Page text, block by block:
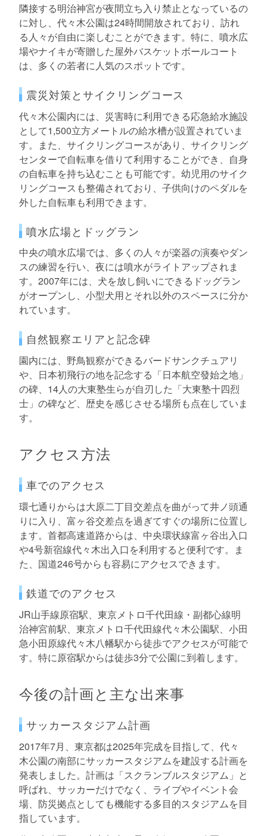
隣接する明治神宮が夜間立ち入り禁止となっているの
に対し、代々木公園は24時間開放されており、訪れ
る人々が自由に楽しむことができます。特に、噴水広
場やナイキが寄贈した屋外バスケットボールコート
は、多くの若者に人気のスポットです。
震災対策とサイクリングコース
代々木公園内には、災害時に利用できる応急給水施設
として1,500立方メートルの給水槽が設置されていま
す。また、サイクリングコースがあり、サイクリング
センターで自転車を借りて利用することができ、自身
の自転車を持ち込むことも可能です。幼児用のサイク
リングコースも整備されており、子供向けのペダルを
外した自転車も利用できます。
噴水広場とドッグラン
中央の噴水広場では、多くの人々が楽器の演奏やダン
スの練習を行い、夜には噴水がライトアップされま
す。2007年には、犬を放し飼いにできるドッグラン
がオープンし、小型犬用とそれ以外のスペースに分か
れています。
自然観察エリアと記念碑
園内には、野鳥観察ができるバードサンクチュアリ
や、日本初飛行の地を記念する「日本航空發始之地」
の碑、14人の大東塾生らが自刃した「大東塾十四烈
士」の碑など、歴史を感じさせる場所も点在していま
す。
アクセス方法
車でのアクセス
環七通りからは大原二丁目交差点を曲がって井ノ頭通
りに入り、富ヶ谷交差点を過ぎてすぐの場所に位置し
ます。首都高速道路からは、中央環状線富ヶ谷出入口
や4号新宿線代々木出入口を利用すると便利です。ま
た、国道246号からも容易にアクセスできます。
鉄道でのアクセス
JR山手線原宿駅、東京メトロ千代田線・副都心線明
治神宮前駅、東京メトロ千代田線代々木公園駅、小田
急小田原線代々木八幡駅から徒歩でアクセスが可能で
す。特に原宿駅からは徒歩3分で公園に到着します。
今後の計画と主な出来事
サッカースタジアム計画
2017年7月、東京都は2025年完成を目指して、代々
木公園の南部にサッカースタジアムを建設する計画を
発表しました。計画は「スクランブルスタジアム」と
呼ばれ、サッカーだけでなく、ライブやイベント会
場、防災拠点としても機能する多目的スタジアムを目
指しています。